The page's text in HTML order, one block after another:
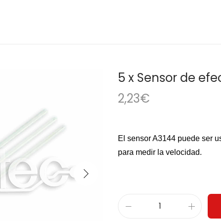
5 x Sensor de
2,23€
El sensor A3144 puede ser
para medir la velocidad.